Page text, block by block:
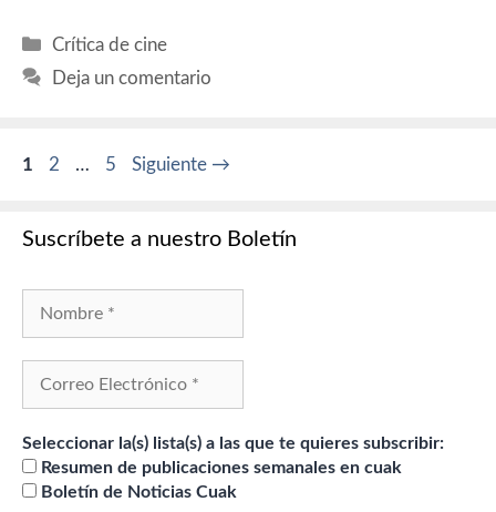
Categorías
Crítica de cine
Deja un comentario
Página
1 Página
2 … Página
5 Siguiente →
Suscríbete a nuestro Boletín
Seleccionar la(s) lista(s) a las que te quieres subscribir:
Resumen de publicaciones semanales en cuak
Boletín de Noticias Cuak